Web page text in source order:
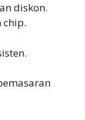
diskon.
chip.